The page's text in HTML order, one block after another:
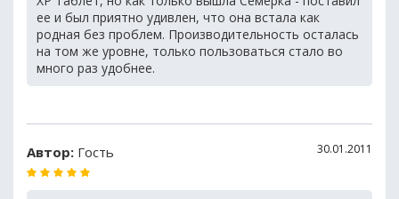
ее и был приятно удивлен, что она встала как
родная без проблем. Производительность осталась
на том же уровне, только пользоваться стало во
много раз удобнее.
Автор: Гость 30.01.2011